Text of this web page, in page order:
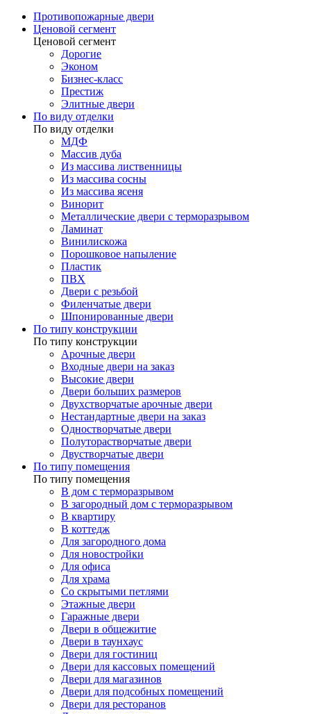
Противопожарные двери
Ценовой сегмент
Ценовой сегмент
Дорогие
Эконом
Бизнес-класс
Престиж
Элитные двери
По виду отделки
По виду отделки
МДФ
Массив дуба
Из массива лиственницы
Из массива сосны
Из массива ясеня
Винорит
Металлические двери с терморазрывом
Ламинат
Винилискожа
Порошковое напыление
Пластик
ПВХ
Двери с резьбой
Филенчатые двери
Шпонированные двери
По типу конструкции
По типу конструкции
Арочные двери
Входные двери на заказ
Высокие двери
Двери больших размеров
Двухстворчатые арочные двери
Нестандартные двери на заказ
Одностворчатые двери
Полуторастворчатые двери
Двустворчатые двери
По типу помещения
По типу помещения
В дом с терморазрывом
В загородный дом с терморазрывом
В квартиру
В коттедж
Для загородного дома
Для новостройки
Для офиса
Для храма
Со скрытыми петлями
Этажные двери
Гаражные двери
Двери в общежитие
Двери в таунхаус
Двери для гостиниц
Двери для кассовых помещений
Двери для магазинов
Двери для подсобных помещений
Двери для ресторанов